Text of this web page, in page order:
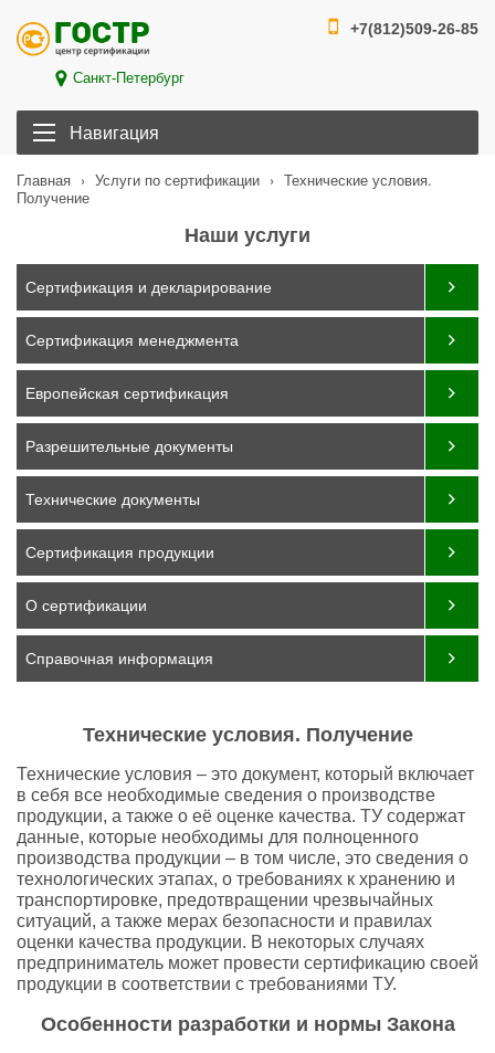
Санкт-Петербург
+7(812)509-26-85
Навигация
Главная › Услуги по сертификации › Технические условия.
Получение
Наши услуги
Сертификация и декларирование
Сертификация менеджмента
Европейская сертификация
Разрешительные документы
Технические документы
Сертификация продукции
О сертификации
Справочная информация
Технические условия. Получение
Технические условия – это документ, который включает
в себя все необходимые сведения о производстве
продукции, а также о её оценке качества. ТУ содержат
данные, которые необходимы для полноценного
производства продукции – в том числе, это сведения о
технологических этапах, о требованиях к хранению и
транспортировке, предотвращении чрезвычайных
ситуаций, а также мерах безопасности и правилах
оценки качества продукции. В некоторых случаях
предприниматель может провести сертификацию своей
продукции в соответствии с требованиями ТУ.
Особенности разработки и нормы Закона